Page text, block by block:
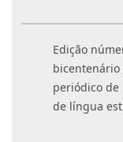
Edição
bicentenário
periódico
de língua